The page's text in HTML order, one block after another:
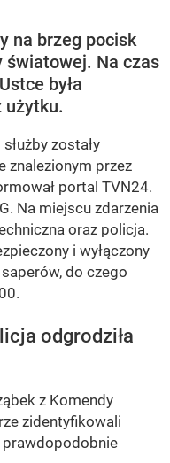
na brzeg pocisk
światowej. Na czas
była
użytku.
zostały
znalezionym przez
portal TVN24.
Na miejscu zdarzenia
oraz policja.
i wyłączony
do czego
odgrodziła
z Komendy
zidentyfikowali